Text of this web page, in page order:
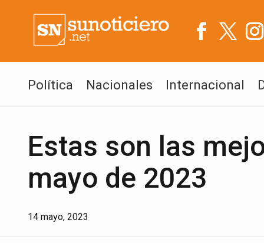
Política Nacionales Internacional
Estas son las
mayo de 2023
14 mayo, 2023